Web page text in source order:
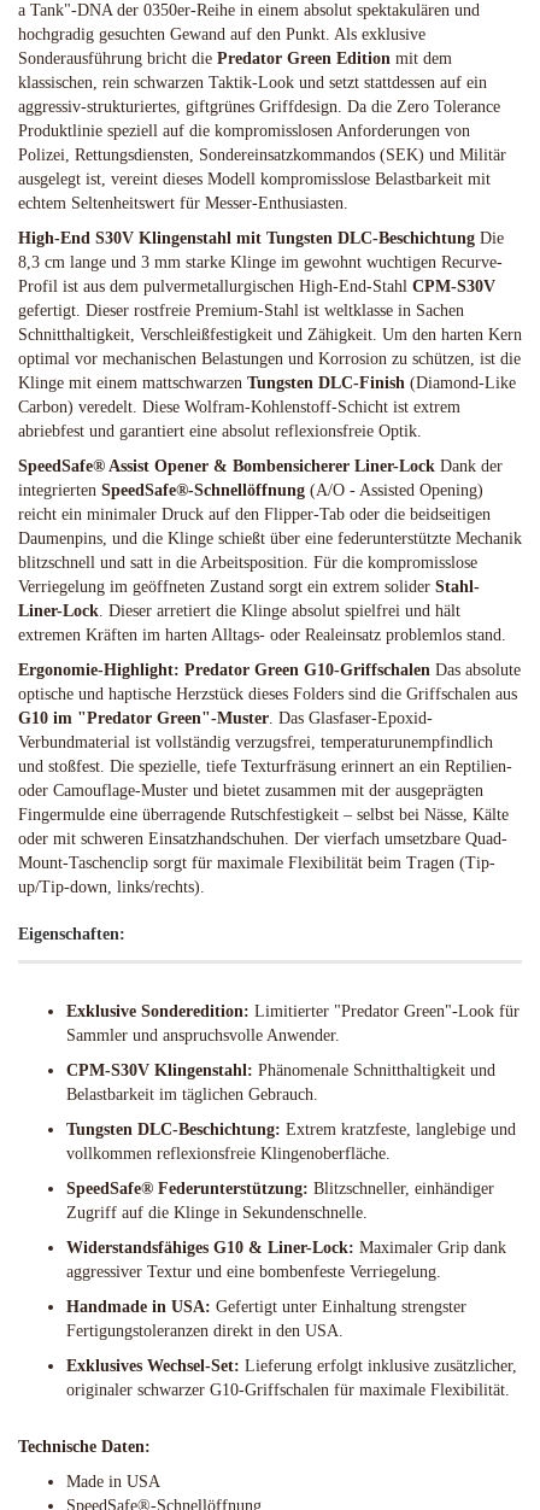
a Tank"-DNA der 0350er-Reihe in einem absolut spektakulären und
hochgradig gesuchten Gewand auf den Punkt. Als exklusive
Sonderausführung bricht die Predator Green Edition mit dem
klassischen, rein schwarzen Taktik-Look und setzt stattdessen auf ein
aggressiv-strukturiertes, giftgrünes Griffdesign. Da die Zero Tolerance
Produktlinie speziell auf die kompromisslosen Anforderungen von
Polizei, Rettungsdiensten, Sondereinsatzkommandos (SEK) und Militär
ausgelegt ist, vereint dieses Modell kompromisslose Belastbarkeit mit
echtem Seltenheitswert für Messer-Enthusiasten.
High-End S30V Klingenstahl mit Tungsten DLC-Beschichtung Die
8,3 cm lange und 3 mm starke Klinge im gewohnt wuchtigen Recurve-
Profil ist aus dem pulvermetallurgischen High-End-Stahl CPM-S30V
gefertigt. Dieser rostfreie Premium-Stahl ist weltklasse in Sachen
Schnitthaltigkeit, Verschleißfestigkeit und Zähigkeit. Um den harten Kern
optimal vor mechanischen Belastungen und Korrosion zu schützen, ist die
Klinge mit einem mattschwarzen Tungsten DLC-Finish (Diamond-Like
Carbon) veredelt. Diese Wolfram-Kohlenstoff-Schicht ist extrem
abriebfest und garantiert eine absolut reflexionsfreie Optik.
SpeedSafe® Assist Opener & Bombensicherer Liner-Lock Dank der
integrierten SpeedSafe®-Schnellöffnung (A/O - Assisted Opening)
reicht ein minimaler Druck auf den Flipper-Tab oder die beidseitigen
Daumenpins, und die Klinge schießt über eine federunterstützte Mechanik
blitzschnell und satt in die Arbeitsposition. Für die kompromisslose
Verriegelung im geöffneten Zustand sorgt ein extrem solider Stahl-
Liner-Lock. Dieser arretiert die Klinge absolut spielfrei und hält
extremen Kräften im harten Alltags- oder Realeinsatz problemlos stand.
Ergonomie-Highlight: Predator Green G10-Griffschalen Das absolute
optische und haptische Herzstück dieses Folders sind die Griffschalen aus
G10 im "Predator Green"-Muster. Das Glasfaser-Epoxid-
Verbundmaterial ist vollständig verzugsfrei, temperaturunempfindlich
und stoßfest. Die spezielle, tiefe Texturfräsung erinnert an ein Reptilien-
oder Camouflage-Muster und bietet zusammen mit der ausgeprägten
Fingermulde eine überragende Rutschfestigkeit – selbst bei Nässe, Kälte
oder mit schweren Einsatzhandschuhen. Der vierfach umsetzbare Quad-
Mount-Taschenclip sorgt für maximale Flexibilität beim Tragen (Tip-
up/Tip-down, links/rechts).
Eigenschaften:
Exklusive Sonderedition: Limitierter "Predator Green"-Look für
Sammler und anspruchsvolle Anwender.
CPM-S30V Klingenstahl: Phänomenale Schnitthaltigkeit und
Belastbarkeit im täglichen Gebrauch.
Tungsten DLC-Beschichtung: Extrem kratzfeste, langlebige und
vollkommen reflexionsfreie Klingenoberfläche.
SpeedSafe® Federunterstützung: Blitzschneller, einhändiger
Zugriff auf die Klinge in Sekundenschnelle.
Widerstandsfähiges G10 & Liner-Lock: Maximaler Grip dank
aggressiver Textur und eine bombenfeste Verriegelung.
Handmade in USA: Gefertigt unter Einhaltung strengster
Fertigungstoleranzen direkt in den USA.
Exklusives Wechsel-Set: Lieferung erfolgt inklusive zusätzlicher,
originaler schwarzer G10-Griffschalen für maximale Flexibilität.
Technische Daten:
Made in USA
SpeedSafe®-Schnellöffnung